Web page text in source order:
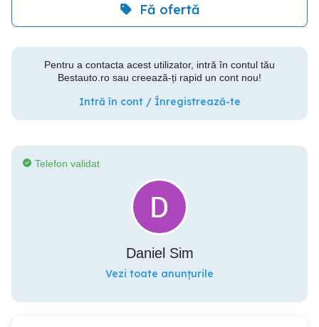
Fă ofertă
Pentru a contacta acest utilizator, intră în contul tău
Bestauto.ro sau creează-ți rapid un cont nou!
Intră în cont / Înregistrează-te
Telefon validat
Daniel Sim
Vezi toate anunțurile